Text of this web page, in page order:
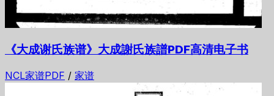
《大成谢氏族谱》大成謝氏族譜PDF高清电子书
NCL家谱PDF / 家谱